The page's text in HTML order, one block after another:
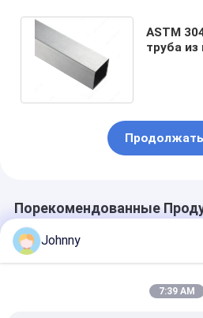
ASTM
труба
Продолжать
Порекомендованные
Johnny
7:39 AM